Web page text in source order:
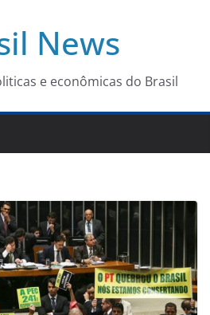
News
e econômicas do Brasil